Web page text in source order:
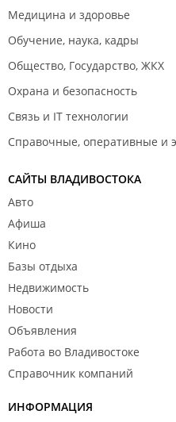
Медицина и здоровье
Обучение, наука, кадры
Общество, Государство, ЖКХ
Охрана и безопасность
Связь и IT технологии
Справочные, оперативные и
САЙТЫ ВЛАДИВОСТОКА
Авто
Афиша
Кино
Базы отдыха
Недвижимость
Новости
Объявления
Работа во Владивостоке
Справочник компаний
ИНФОРМАЦИЯ